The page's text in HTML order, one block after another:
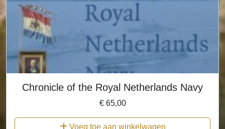
Chronicle of the Royal Netherlands Navy
€65,00
Voeg toe aan winkelwagen